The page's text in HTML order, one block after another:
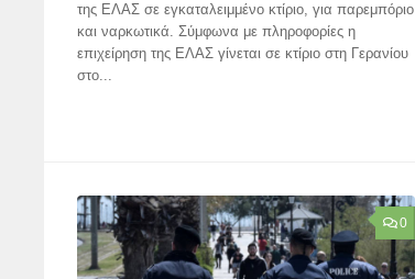
της ΕΛΑΣ σε εγκαταλειμμένο κτίριο, για παρεμπόριο
και ναρκωτικά. Σύμφωνα με πληροφορίες η
επιχείρηση της ΕΛΑΣ γίνεται σε κτίριο στη Γερανίου
στο...
0